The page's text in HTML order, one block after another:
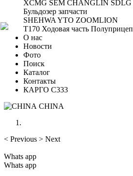
XCMG SEM CHANGLIN SDLG
Бульдозер запчасти
SHEHWA YTO ZOOMLION
T170 Ходовая часть Полуприцеп
О нас
Новости
Фото
Поиск
Каталог
Контакты
КАРГО С333
CHINA
< Previous > Next
Whats app
Whats app